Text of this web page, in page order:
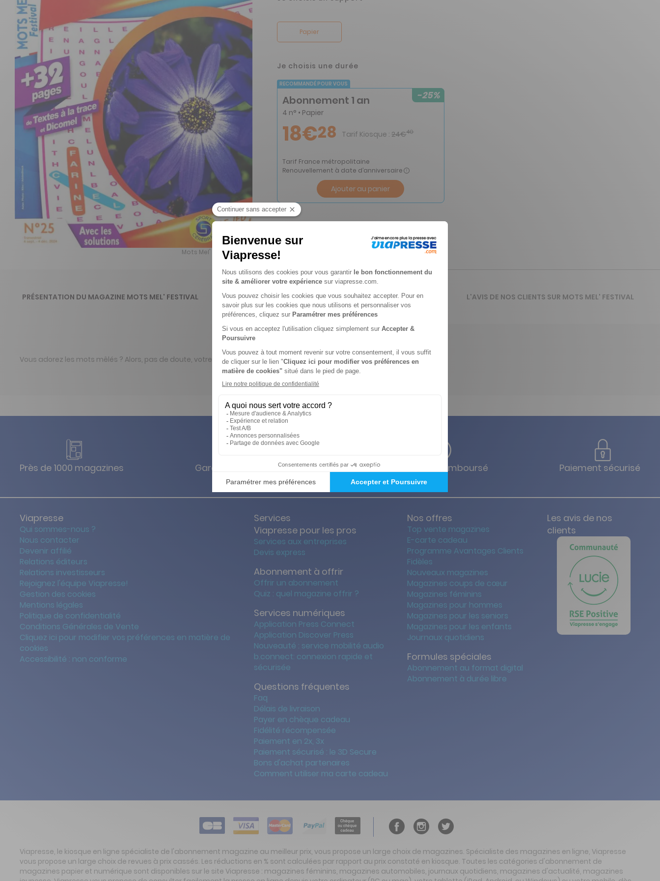
Mots Mel' Festival n° 32
Papier
Je choisis une durée
RECOMMANDÉ POUR VOUS
-25%
Abonnement 1 an
4 n° • Papier
18€28 Tarif Kiosque : 24€40
Tarif France métropolitaine
Renouvellement à date d’anniversaire
Ajouter au panier
PRÉSENTATION DU MAGAZINE MOTS MEL' FESTIVAL
Vous adorez les mots mêlés ? Alors, pas de doute, votre nouvelle revue Mots Mel’ Festival saura vous combler !
L'AVIS DE VIAPRESSE SUR MOTS MEL' FESTIVAL L'AVIS DE NOS CLIENTS SUR MOTS MEL' FESTIVAL
Près de 1000 magazines Garanties des prix les + bas Satisfait ou remboursé Paiement sécurisé
Viapresse
Qui sommes-nous ?
Nous contacter
Devenir affilié
Relations éditeurs
Relations investisseurs
Rejoignez l'équipe Viapresse!
Gestion des cookies
Mentions légales
Politique de confidentialité
Conditions Générales de Vente
Cliquez ici pour modifier vos préférences en matière de
cookies
Accessibilité : non conforme
Services
Viapresse pour les pros
Services aux entreprises
Devis express
Abonnement à offrir
Offrir un abonnement
Quiz : quel magazine offrir ?
Services numériques
Application Press Connect
Application Discover Press
Nouveauté : service mobilité audio
b.connect: connexion rapide et
sécurisée
Questions fréquentes
Faq
Délais de livraison
Payer en chèque cadeau
Fidélité récompensée
Paiement en 2x, 3x
Paiement sécurisé : le 3D Secure
Bons d'achat partenaires
Comment utiliser ma carte cadeau
Nos offres
Top vente magazines
E-carte cadeau
Programme Avantages Clients
Fidèles
Nouveaux magazines
Magazines coups de cœur
Magazines féminins
Magazines pour hommes
Magazines pour les seniors
Magazines pour les enfants
Journaux quotidiens
Formules spéciales
Abonnement au format digital
Abonnement à durée libre
Les avis de nos
clients
Viapresse, le kiosque en ligne spécialiste de l'abonnement magazine au meilleur prix, vous propose un large choix de magazines. Spécialiste des magazines en ligne, Viapresse
vous propose un large choix de revues à prix cassés. Les réductions en % sont calculées par rapport au prix constaté en kiosque. Toutes les catégories d'abonnement de
magazines papier et numérique sont disponibles sur le site Viapresse : magazines féminins, magazines automobiles, journaux quotidiens, magazines d'actualité, magazines